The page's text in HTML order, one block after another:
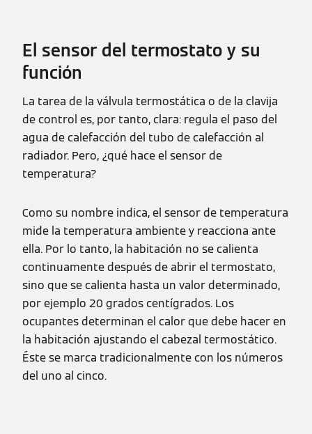
El sensor del termostato y su
función
La tarea de la válvula termostática o de la clavija
de control es, por tanto, clara: regula el paso del
agua de calefacción del tubo de calefacción al
radiador. Pero, ¿qué hace el sensor de
temperatura?
Como su nombre indica, el sensor de temperatura
mide la temperatura ambiente y reacciona ante
ella. Por lo tanto, la habitación no se calienta
continuamente después de abrir el termostato,
sino que se calienta hasta un valor determinado,
por ejemplo 20 grados centígrados. Los
ocupantes determinan el calor que debe hacer en
la habitación ajustando el cabezal termostático.
Éste se marca tradicionalmente con los números
del uno al cinco.